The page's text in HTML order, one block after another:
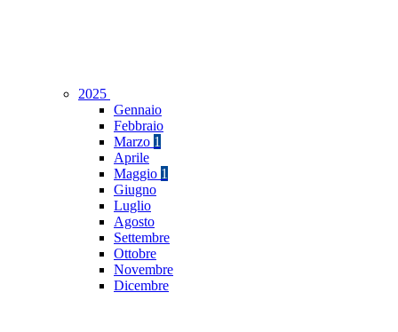
2025
Gennaio
Febbraio
Marzo 1
Aprile
Maggio 1
Giugno
Luglio
Agosto
Settembre
Ottobre
Novembre
Dicembre